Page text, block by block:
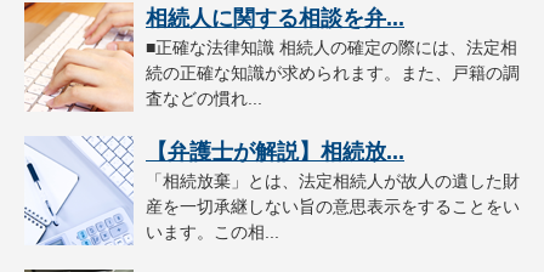
相続人に関する相談を弁...
■正確な法律知識 相続人の確定の際には、法定相
続の正確な知識が求められます。また、戸籍の調
査などの慣れ...
【弁護士が解説】相続放...
「相続放棄」とは、法定相続人が故人の遺した財
産を一切承継しない旨の意思表示をすることをい
います。この相...